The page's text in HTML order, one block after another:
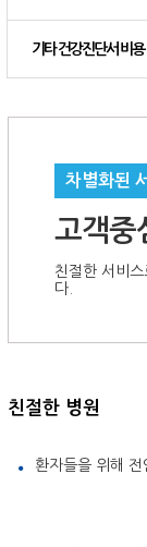
기타 건강진단서 비
차별화된
고객중
친절한 서비
다.
친절한 병원
환자들을 위해 전